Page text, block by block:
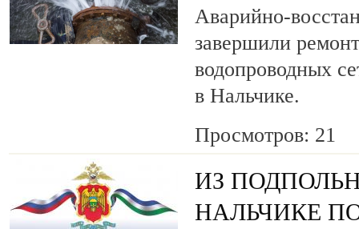
Аварийно-
завершили
водопроводных
в Нальчике.
Просмотров: 21
ИЗ
НАЛЬЧИКЕ